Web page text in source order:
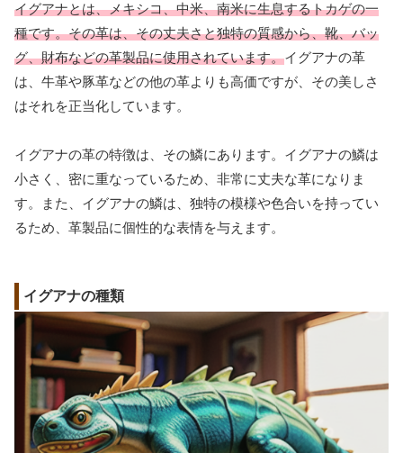
イグアナとは、メキシコ、中米、南米に生息するトカゲの一
種です。その革は、その丈夫さと独特の質感から、靴、バッ
グ、財布などの革製品に使用されています。イグアナの革
は、牛革や豚革などの他の革よりも高価ですが、その美しさ
はそれを正当化しています。
イグアナの革の特徴は、その鱗にあります。イグアナの鱗は
小さく、密に重なっているため、非常に丈夫な革になりま
す。また、イグアナの鱗は、独特の模様や色合いを持ってい
るため、革製品に個性的な表情を与えます。
イグアナの種類